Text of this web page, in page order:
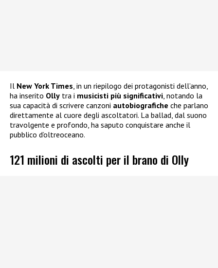
Il New York Times, in un riepilogo dei protagonisti dell’anno,
ha inserito Olly tra i musicisti più significativi, notando la
sua capacità di scrivere canzoni autobiografiche che parlano
direttamente al cuore degli ascoltatori. La ballad, dal suono
travolgente e profondo, ha saputo conquistare anche il
pubblico d’oltreoceano.
121 milioni di ascolti per il brano di Olly